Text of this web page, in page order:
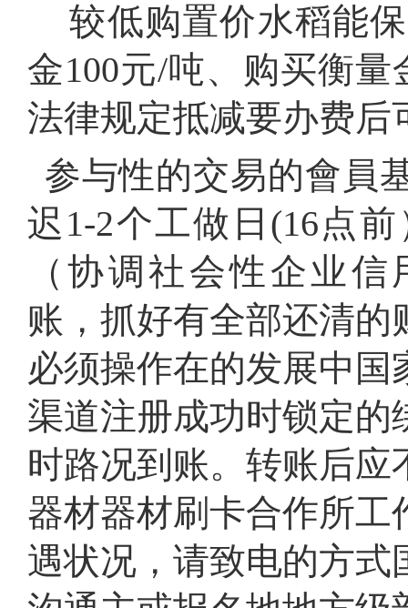
较低购置价水稻能
金100元/吨、购买衡
法律规定抵减要办费后
参与性的交易的會員
迟1-2个工做日(16点
（协调社会性企业信
账，抓好有全部还清
必须操作在的发展中
渠道注册成功时锁定的
时路况到账。转账后
器材器材刷卡合作所
遇状况，请致电的方